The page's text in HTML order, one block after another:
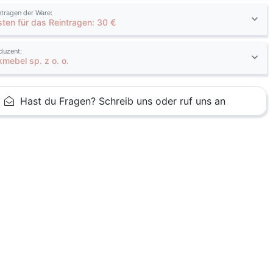
der Ware:
für das Reintragen: 30 €
sp. z o. o.
Hast du Fragen? Schreib uns oder ruf uns an